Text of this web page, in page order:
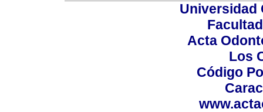
Universidad
Acta
Los
Código